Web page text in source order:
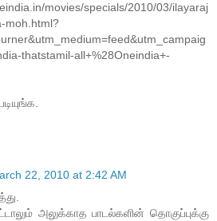
movies/specials/2010/03/ilayaraj
moh.html?
thatstamil-all+%28Oneindia+-
22, 2010 at 2:42 AM
அலுக்காத பாடல்களின் தொகுப்புக்கு